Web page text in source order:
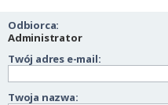
Odbiorca:
Administrator
Twój adres e-mail:
Twoja nazwa: